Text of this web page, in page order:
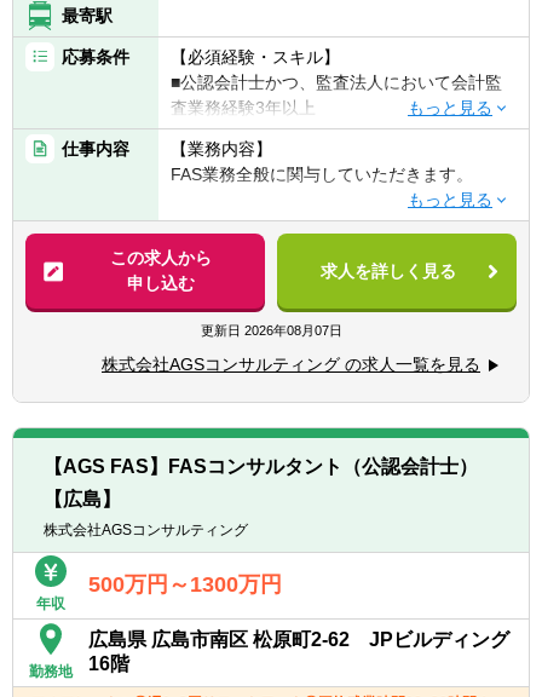
最寄駅
応募条件
【必須経験・スキル】
■公認会計士かつ、監査法人において会計監
査業務経験3年以上
【歓迎経験・スキル】
■DD業務、FA業務などのFAS業務経験
■PPAの知識を有する方
■不正調査経験（フォレンジック等）
仕事内容
【業務内容】
FAS業務全般に関与していただきます。
【具体的には】
■DD業務（財務DDが主、希望に応じて税務
DD/ビジネスDDも関与可能）
■バリュエーション業務（株式価値算定/統合
比率算定/PPA/財務モデリングなど）
■FA業務（エグゼキューション中心、ソーシ
ング業務は行わない。TOB/株式交換/株式移
転などの案件もあり）
■M&Aにかかる会計/税務相談業務
■カーブアウト分析（カーブアウトPL/BS分
析、プロフォーマ分析）
どの支援業務
■PMI業務（経理/財務のほか、PMO/ガバナン
ス/経営管理等）
■事業再構築支援業務（事業ポートフォリオ
ズDD等）
この求人から
申し込む
求人を詳しく見る
更新日 2026年08月07日
株式会社AGSコンサルティング の求人一覧を見る
【AGS FAS】FASコンサルタント（公認会計士）
【広島】
株式会社AGSコンサルティング
年収
500万円～1300万円
勤務地
広島県 広島市南区 松原町2-62 JPビルディング
16階